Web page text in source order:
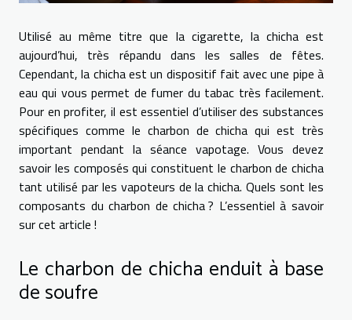
Utilisé au même titre que la cigarette, la chicha est
aujourd’hui, très répandu dans les salles de fêtes.
Cependant, la chicha est un dispositif fait avec une pipe à
eau qui vous permet de fumer du tabac très facilement.
Pour en profiter, il est essentiel d’utiliser des substances
spécifiques comme le charbon de chicha qui est très
important pendant la séance vapotage. Vous devez
savoir les composés qui constituent le charbon de chicha
tant utilisé par les vapoteurs de la chicha. Quels sont les
composants du charbon de chicha ? L’essentiel à savoir
sur cet article !
Le charbon de chicha enduit à base
de soufre